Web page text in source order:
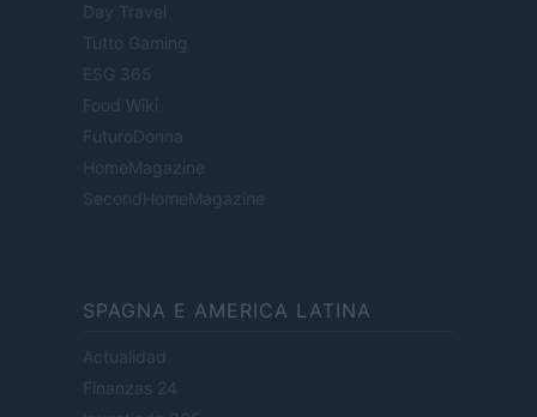
Day Travel
Tutto Gaming
ESG 365
Food Wiki
FuturoDonna
HomeMagazine
SecondHomeMagazine
SPAGNA E AMERICA LATINA
Actualidad
Finanzas 24